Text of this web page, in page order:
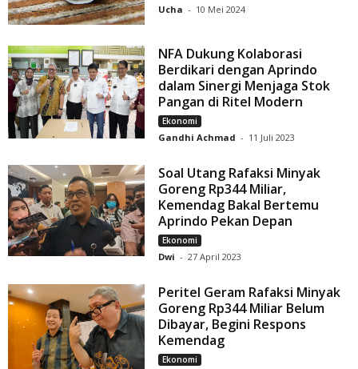
Ucha - 10 Mei 2024
NFA Dukung Kolaborasi
Berdikari dengan Aprindo
dalam Sinergi Menjaga Stok
Pangan di Ritel Modern
Ekonomi
Gandhi Achmad - 11 Juli 2023
Soal Utang Rafaksi Minyak
Goreng Rp344 Miliar,
Kemendag Bakal Bertemu
Aprindo Pekan Depan
Ekonomi
Dwi - 27 April 2023
Peritel Geram Rafaksi Minyak
Goreng Rp344 Miliar Belum
Dibayar, Begini Respons
Kemendag
Ekonomi